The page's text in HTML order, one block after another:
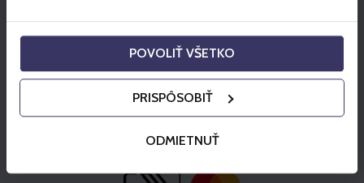
POVOLIŤ VŠETKO
PRISPÔSOBIŤ
ODMIETNUŤ